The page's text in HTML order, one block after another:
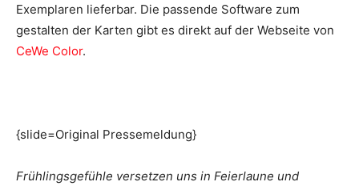
Exemplaren lieferbar. Die passende Software zum
gestalten der Karten gibt es direkt auf der Webseite von
CeWe Color.
{slide=Original Pressemeldung}
Frühlingsgefühle versetzen uns in Feierlaune und